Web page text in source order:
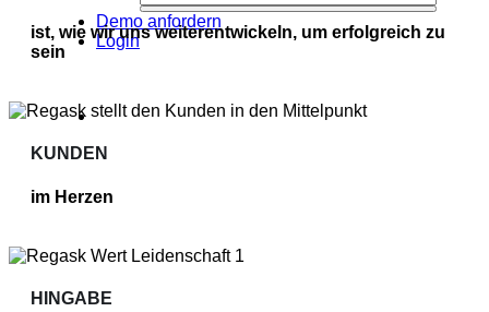
Demo anfordern
Login
ist, wie wir uns weiterentwickeln, um erfolgreich zu
sein
KUNDEN
im Herzen
HINGABE